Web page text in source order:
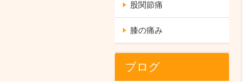
股関節痛
膝の痛み
ブログ